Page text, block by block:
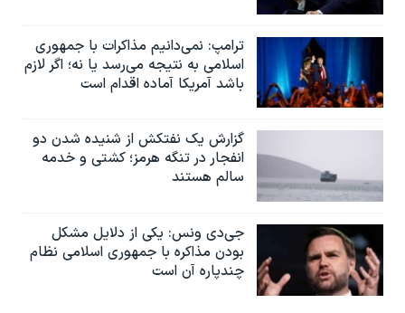
ترامپ: نمی‌دانیم مذاکرات با جمهوری
اسلامی به نتیجه می‌رسد یا نه؛ اگر لازم
باشد آمریکا آماده اقدام است
گزارش یک نفتکش از شنیده شدن دو
انفجار در تنگه هرمز؛ کشتی و خدمه
سالم هستند
جی‌دی ونس: یکی از دلایل مشکل
بودن مذاکره با جمهوری اسلامی نظام
چندپاره آن است